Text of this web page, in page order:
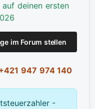
deinen ersten
im Forum stellen
947 974 140
-